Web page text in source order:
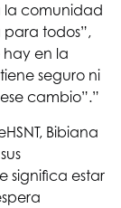
la comunidad
todos”,
hay en la
seguro ni
cambio”.”
HSNT, Bibiana
significa estar